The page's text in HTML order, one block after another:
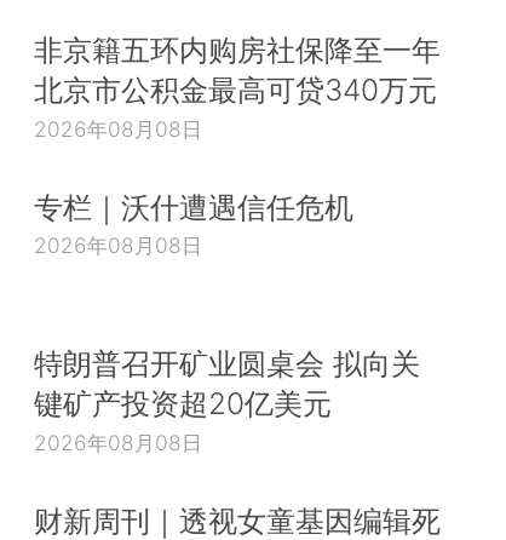
非京籍五环内购房社保降至一年
北京市公积金最高可贷340万元
2026年08月08日
专栏｜沃什遭遇信任危机
2026年08月08日
特朗普召开矿业圆桌会 拟向关
键矿产投资超20亿美元
2026年08月08日
财新周刊｜透视女童基因编辑死